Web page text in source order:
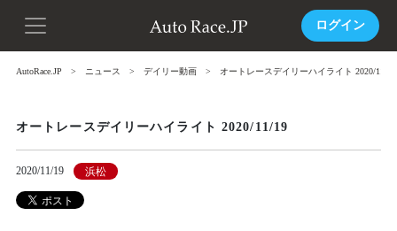
ログイン
AutoRace.JP ニュース デイリー動画 オートレースデイリーハイライト 2020/11/19
オートレースデイリーハイライト 2020/11/19
2020/11/19 浜松